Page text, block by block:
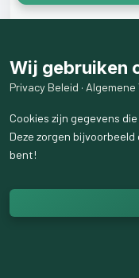
Wij gebruiken
Privacy Beleid · Algemene
Cookies zijn gegevens
Deze zorgen
bent!